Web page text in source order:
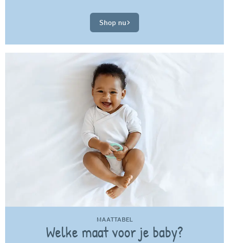
Shop nu
MAATTABEL
Welke maat voor je baby?